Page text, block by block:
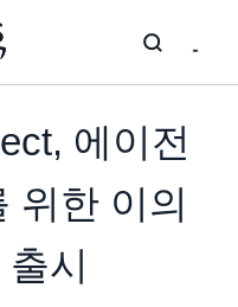
에이전
위한 이의
시